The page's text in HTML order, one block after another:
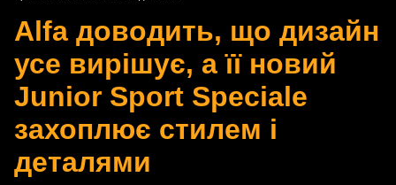
Alfa доводить, що дизайн
усе вирішує, а її новий
Junior Sport Speciale
захоплює стилем і
деталями